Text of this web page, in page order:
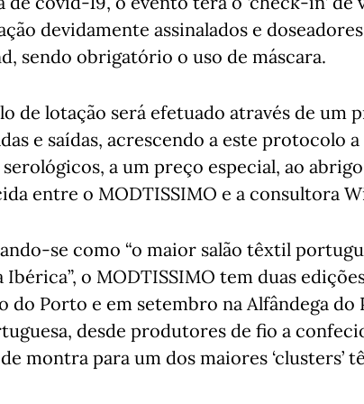
devidamente assinalados e
sendo obrigatório o uso de máscara.
de lotação será efetuado através de um
e saídas, acrescendo a este protocolo
a um preço especial, ao
entre o MODTISSIMO e a consultora
se como “o maior salão têxtil
Ibérica”, o MODTISSIMO tem duas
do Porto e em setembro na Alfândega
desde produtores de fio a
montra para um dos maiores ‘clusters’